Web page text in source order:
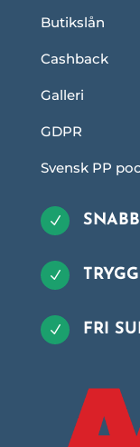
Butikslån
Cashback
Galleri
GDPR
Svensk PP
N
N
N FRI